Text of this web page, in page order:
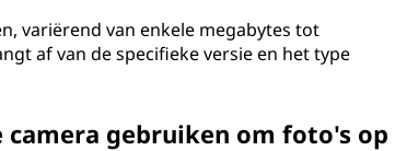
variërend van enkele megabytes tot
af van de specifieke versie en het type
gebruiken om foto's op